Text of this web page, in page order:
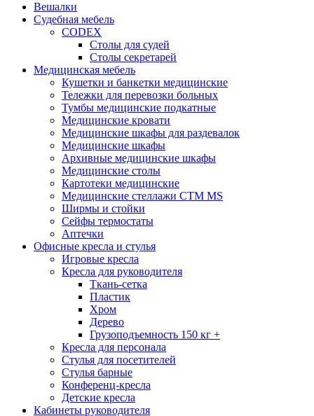
Вешалки
Судебная мебель
CODEX
Столы для судей
Столы секретарей
Медицинская мебель
Кушетки и банкетки медицинские
Тележки для перевозки больных
Тумбы медицинские подкатные
Медицинские кровати
Медицинские шкафы для раздевалок
Медицинские шкафы
Архивные медицинские шкафы
Медицинские столы
Картотеки медицинские
Медицинские стеллажи CTM MS
Ширмы и стойки
Сейфы термостаты
Аптечки
Офисные кресла и стулья
Игровые кресла
Кресла для руководителя
Ткань-сетка
Пластик
Хром
Дерево
Грузоподъемность 150 кг +
Кресла для персонала
Стулья для посетителей
Стулья барные
Конференц-кресла
Детские кресла
Кабинеты руководителя